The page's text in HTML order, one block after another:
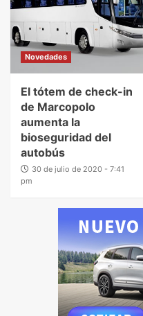
Novedades
El tótem de check-in
de Marcopolo
aumenta la
bioseguridad del
autobús
30 de julio de 2020 - 7:41
pm